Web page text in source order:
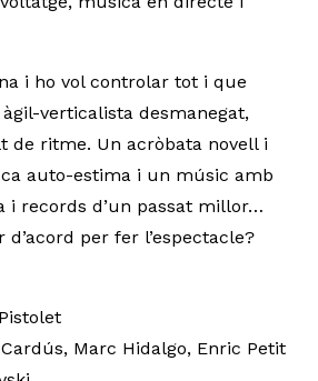
i ho vol controlar tot i que
verticalista desmanegat,
de ritme. Un acròbata novell i
auto-estima i un músic amb
i records d’un passat millor…
d’acord per fer l’espectacle?
Marc Hidalgo, Enric Petit